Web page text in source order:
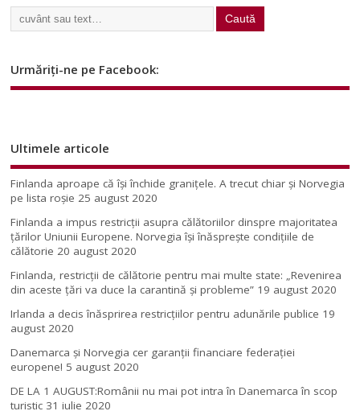
Urmăriți-ne pe Facebook:
Ultimele articole
Finlanda aproape că își închide granițele. A trecut chiar și Norvegia
pe lista roșie 25 august 2020
Finlanda a impus restricţii asupra călătoriilor dinspre majoritatea
ţărilor Uniunii Europene. Norvegia își înăsprește condițiile de
călătorie 20 august 2020
Finlanda, restricţii de călătorie pentru mai multe state: „Revenirea
din aceste ţări va duce la carantină şi probleme” 19 august 2020
Irlanda a decis înăsprirea restricțiilor pentru adunările publice 19
august 2020
Danemarca și Norvegia cer garanții financiare federației
europene! 5 august 2020
DE LA 1 AUGUST:Românii nu mai pot intra în Danemarca în scop
turistic 31 iulie 2020